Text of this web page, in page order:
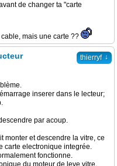
de changer ta "carte
mais une carte ??
thierryf ↓
inserer dans le lecteur;
par acoup.
monter et descendre la vitre, ce
carte electronique integrée.
fonctionne.
du moteur de leve vitre.